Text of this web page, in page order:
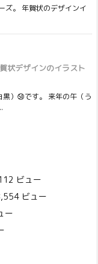
ズ。 年賀状のデザインイ
状デザインのイラスト
）㊿です。 来年の午（う
ビュー
ビュー
ー